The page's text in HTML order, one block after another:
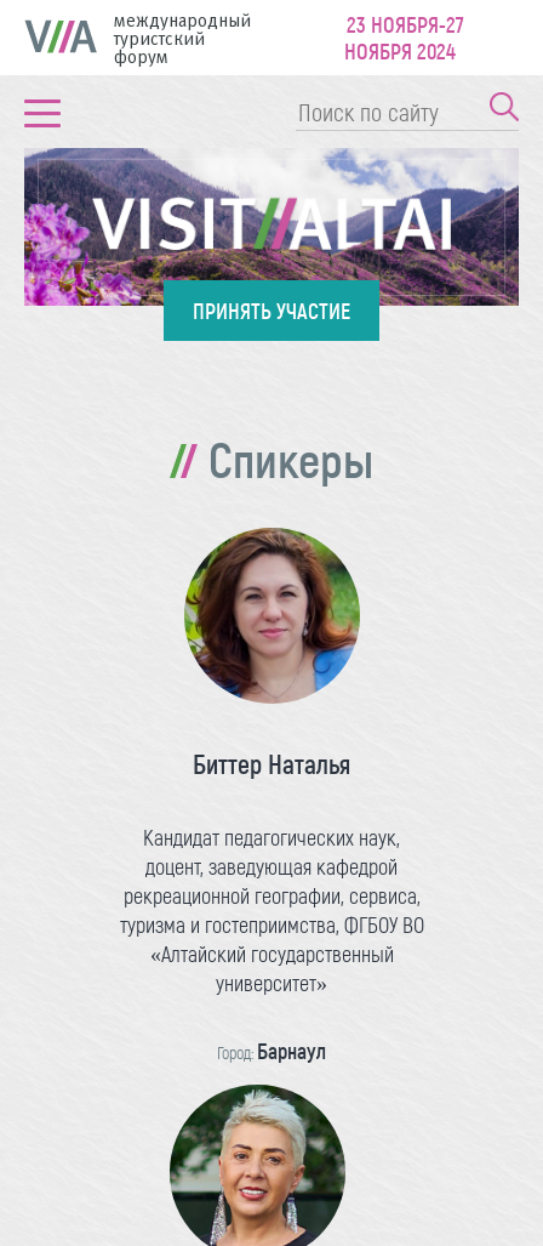
международный
туристский
форум
23 НОЯБРЯ-27
НОЯБРЯ 2024
ПРИНЯТЬ УЧАСТИЕ
Спикеры
Биттер Наталья
Кандидат педагогических наук,
доцент, заведующая кафедрой
рекреационной географии, сервиса,
туризма и гостеприимства, ФГБОУ ВО
«Алтайский государственный
университет»
Город: Барнаул